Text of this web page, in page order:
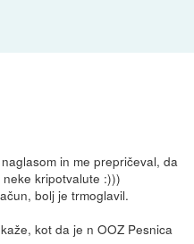
in me prepričeval, da
kripotvalute :)))
bolj je trmoglavil.
kot da je n OOZ Pesnica